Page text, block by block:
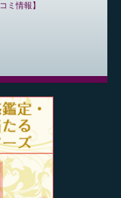
ミ情報